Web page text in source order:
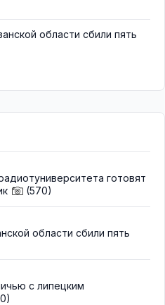
области сбили пять
готовят
(570)
области сбили пять
с липецким